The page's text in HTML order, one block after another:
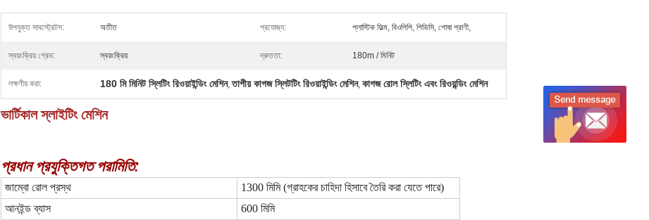
উপযুক্ত সাবস্ট্রেটস: অতীত প্রযোজ্য: প্লাস্টিক ফিল্ম, বিওপিপি, পিভিসি, পোষা প্রাণী,
স্বয়ংক্রিয় গ্রেড: স্বয়ংক্রিয় দ্রুততা: 180m / মিনিট
লক্ষণীয় করা: 180 মি মিনিট স্লিটিং রিওয়াইন্ডিং মেশিন,তাপীয় কাগজ স্লিটটিং রিওয়াইন্ডিং মেশিন, কাগজ রোল স্লিটিং এবং রিওয়ন্ডিং মেশিন
ভার্টিকাল স্লাইটিং মেশিন
প্রধান প্রযুক্তিগত পরামিতি:
জাম্বো রোল প্রস্থ
1300 মিমি (গ্রাহকের চাহিদা হিসাবে তৈরি করা যেতে পারে)
আনইন্ড ব্যাস
600 মিমি